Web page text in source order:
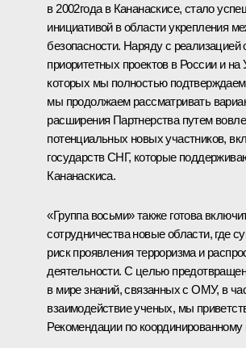
в 2002года в Кананаскисе, стало
инициативой в области укрепления
безопасности. Наряду с
приоритетных проектов в России и
которых мы полностью
мы продолжаем рассматривать
расширения Партнерства путем
потенциальных новых участников,
государств СНГ, которые
Кананаскиса.
«Группа восьми» также готова
сотрудничества новые области, где
риск проявления терроризма и
деятельности. С целью
в мире знаний, связанных с ОМУ, в
взаимодействие ученых, мы
Рекомендации по координированному